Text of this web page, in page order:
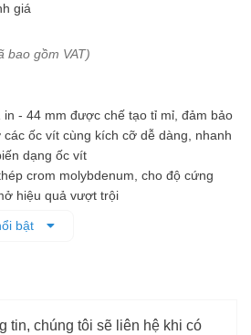
giá
bao gồm VAT)
- 44 mm được chế tạo tỉ mỉ, đảm bảo
ốc vít cùng kích cỡ dễ dàng, nhanh
dạng ốc vít
crom molybdenum, cho độ cứng
hiệu quả vượt trội
bật
tin, chúng tôi sẽ liên hệ khi có